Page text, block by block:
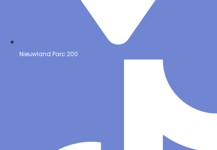
Nieuwland Parc 200